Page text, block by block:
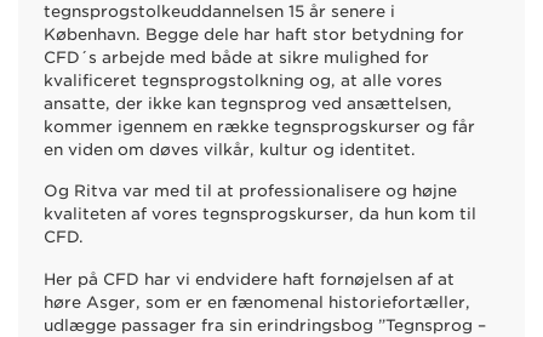
tegnsprogstolkeuddannelsen 15 år senere i
København. Begge dele har haft stor betydning for
CFD´s arbejde med både at sikre mulighed for
kvalificeret tegnsprogstolkning og, at alle vores
ansatte, der ikke kan tegnsprog ved ansættelsen,
kommer igennem en række tegnsprogskurser og får
en viden om døves vilkår, kultur og identitet.
Og Ritva var med til at professionalisere og højne
kvaliteten af vores tegnsprogskurser, da hun kom til
CFD.
Her på CFD har vi endvidere haft fornøjelsen af at
høre Asger, som er en fænomenal historiefortæller,
udlægge passager fra sin erindringsbog ”Tegnsprog –